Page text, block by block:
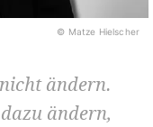
© Matze Hielscher
ändern.
ändern,